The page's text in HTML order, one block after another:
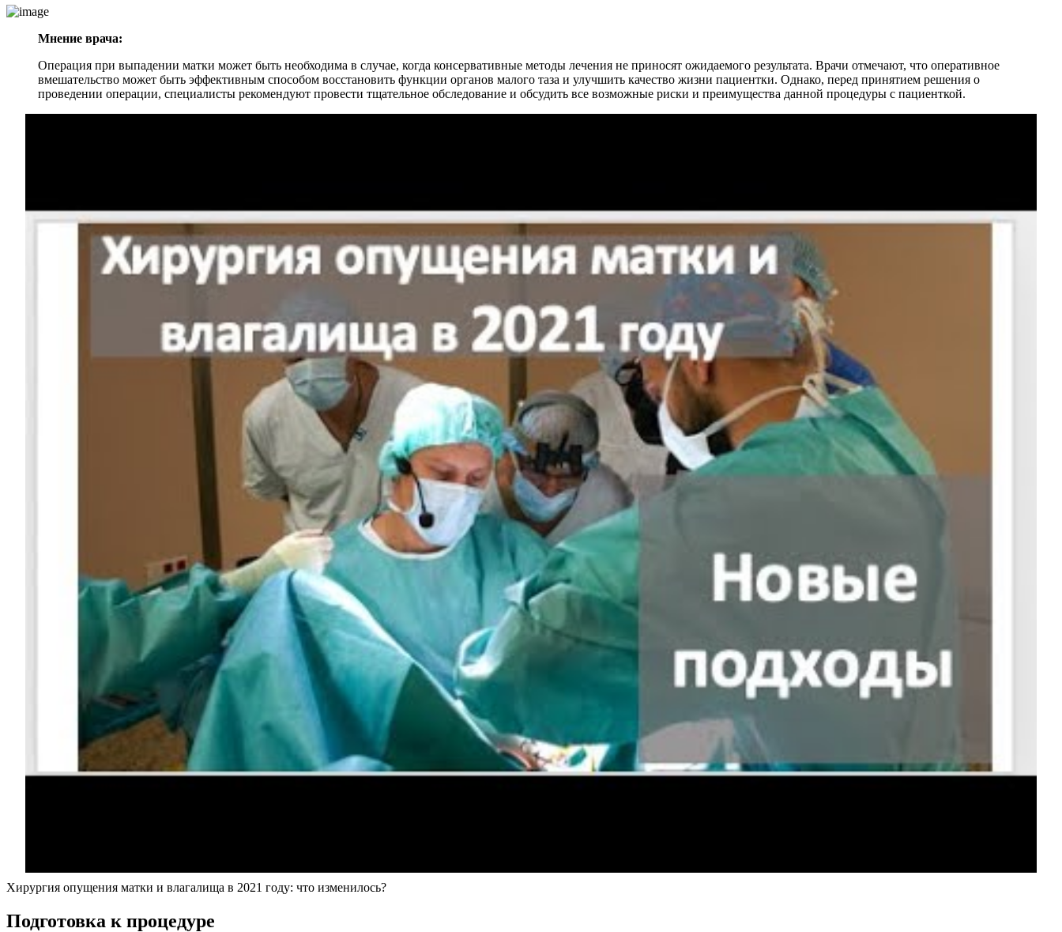
Мнение врача:
Операция при выпадении матки может быть необходима в случае, когда консервативные методы лечения не приносят ожидаемого результата. Врачи отмечают, что оперативное
вмешательство может быть эффективным способом восстановить функции органов малого таза и улучшить качество жизни пациентки. Однако, перед принятием решения о
проведении операции, специалисты рекомендуют провести тщательное обследование и обсудить все возможные риски и преимущества данной процедуры с пациенткой.
Хирургия опущения матки и влагалища в 2021 году: что изменилось?
Подготовка к процедуре